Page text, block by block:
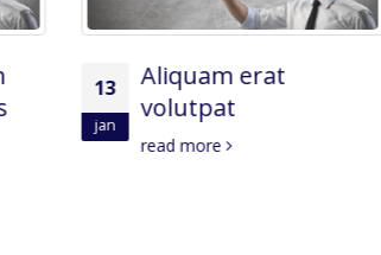
13
Etiam laoreet sem
eget eros rhoncus
read more